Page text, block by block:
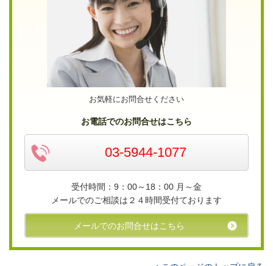
お気軽にお問合せください
お電話でのお問合せはこちら
03-5944-1077
受付時間：9：00～18：00 月～金
メールでのご相談は２４時間受付ております
メールでのお問合せはこちら